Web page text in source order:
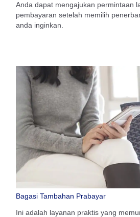
Anda dapat mengajukan permintaan
pembayaran setelah memilih
anda inginkan.
Bagasi Tambahan Prabayar
Ini adalah layanan praktis yang